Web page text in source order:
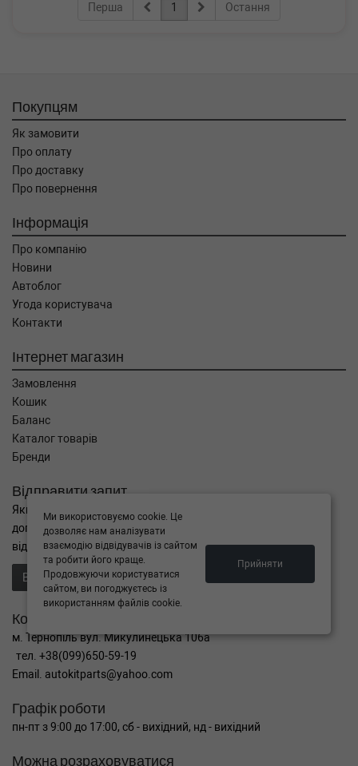
Перша 1 Остання
Покупцям
Як замовити
Про оплату
Про доставку
Про повернення
Інформація
Про компанію
Новини
Автоблог
Угода користувача
Контакти
Інтернет магазин
Замовлення
Кошик
Баланс
Каталог товарів
Бренди
Відправити запит
Якщо Ви не знайшли потрібні запчастини, або Вам потрібна
допомога в підборі,
відправте нам запит - ми Вам допоможемо
Відправити запит продавцю
Контакти
м. Тернопіль вул. Микулинецька 106а
тел. +38(099)650-59-19
Email. autokitparts@yahoo.com
Графік роботи
пн-пт з 9:00 до 17:00, сб - вихідний, нд - вихідний
Можна розраховуватися
Ми використовуємо cookie. Це
дозволяє нам аналізувати
взаємодію відвідувачів із сайтом
та робити його краще.
Продовжуючи користуватися
сайтом, ви погоджуєтесь із
використанням файлів cookie.
Прийняти